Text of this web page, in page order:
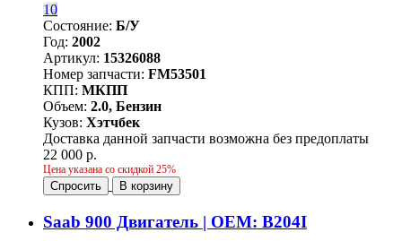
10
Состояние: Б/У
Год: 2002
Артикул: 15326088
Номер запчасти: FM53501
КПП: МКПП
Объем: 2.0, Бензин
Кузов: Хэтчбек
Доставка данной запчасти возможна без предоплаты
22 000 р.
Цена указана со скидкой 25%
Спросить В корзину
Saab 900 Двигатель | OEM: B204I